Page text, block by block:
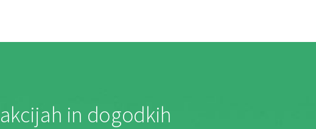
in dogodkih